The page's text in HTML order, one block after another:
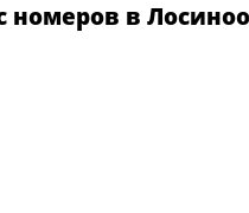
номеров в